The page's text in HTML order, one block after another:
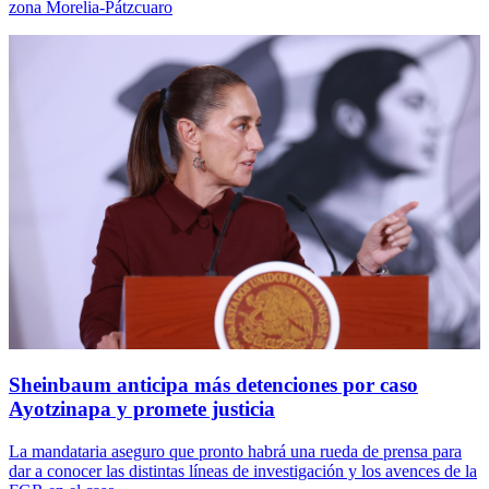
zona Morelia-Pátzcuaro
Sheinbaum anticipa más detenciones por caso
Ayotzinapa y promete justicia
La mandataria aseguro que pronto habrá una rueda de prensa para
dar a conocer las distintas líneas de investigación y los avences de la